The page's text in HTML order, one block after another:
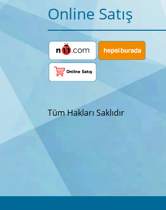
Online Satış
Tüm Hakları Saklıdır